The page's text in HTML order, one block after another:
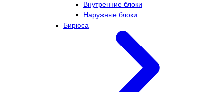
Внутренние блоки
Наружные блоки
Бирюса